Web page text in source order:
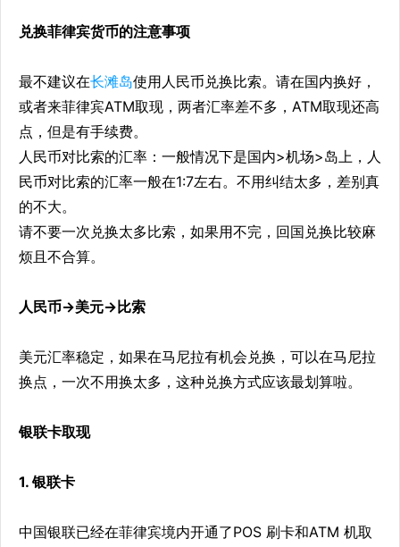
兑换菲律宾货币的注意事项
最不建议在长滩岛使用人民币兑换比索。请在国内换好，
或者来菲律宾ATM取现，两者汇率差不多，ATM取现还高
点，但是有手续费。
人民币对比索的汇率：一般情况下是国内>机场>岛上，人
民币对比索的汇率一般在1:7左右。不用纠结太多，差别真
的不大。
请不要一次兑换太多比索，如果用不完，回国兑换比较麻
烦且不合算。
人民币->美元->比索
美元汇率稳定，如果在马尼拉有机会兑换，可以在马尼拉
换点，一次不用换太多，这种兑换方式应该最划算啦。
银联卡取现
1. 银联卡
中国银联已经在菲律宾境内开通了POS 刷卡和ATM 机取